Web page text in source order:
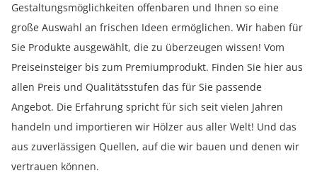
Gestaltungsmöglichkeiten offenbaren und Ihnen so eine
große Auswahl an frischen Ideen ermöglichen. Wir haben für
Sie Produkte ausgewählt, die zu überzeugen wissen! Vom
Preiseinsteiger bis zum Premiumprodukt. Finden Sie hier aus
allen Preis und Qualitätsstufen das für Sie passende
Angebot. Die Erfahrung spricht für sich seit vielen Jahren
handeln und importieren wir Hölzer aus aller Welt! Und das
aus zuverlässigen Quellen, auf die wir bauen und denen wir
vertrauen können.